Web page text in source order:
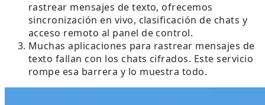
rastrear mensajes de texto, ofrecemos
sincronización en vivo, clasificación de chats y
acceso remoto al panel de control.
Muchas aplicaciones para rastrear mensajes de
texto fallan con los chats cifrados. Este servicio
rompe esa barrera y lo muestra todo.